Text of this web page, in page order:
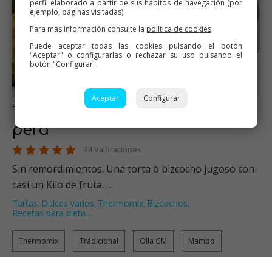
Torta integral de manzana y
pera
34 Valoraciones
Sin remordimientos. Una torta o bizcocho jugoso con
casi un Kilo de fruta. …
Tartas, Dulces varios, Thermomix, Bizcochos,
Recetas para dieta…
Thermomix Tradicional Olla GM Mambo
perfil elaborado a partir de sus hábitos de navegación (por
ejemplo, páginas visitadas).
Para más información consulte la política de cookies.
Puede aceptar todas las cookies pulsando el botón
"Aceptar" o configurarlas o rechazar su uso pulsando el
botón "Configurar".
Aceptar Configurar